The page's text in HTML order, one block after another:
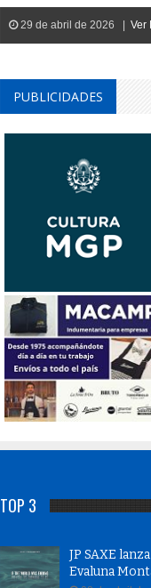
29 de abril de 2026 | Ver
PUBLICIDADES
TOP 3
JP SAXE
Evaluna